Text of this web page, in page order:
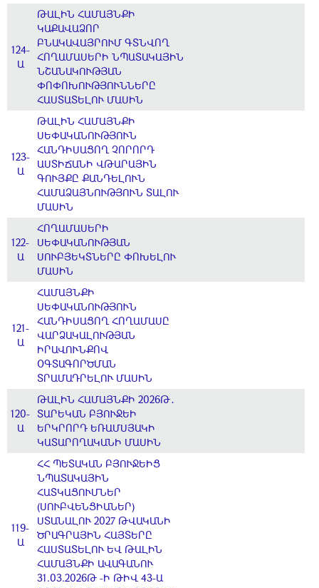
124-
Ա
ԹԱԼԻՆ ՀԱՄԱՅՆՔԻ
ԿԱՔԱՎԱՁՈՐ
ԲՆԱԿԱՎԱՅՐՈՒՄ ԳՏՆՎՈՂ
ՀՈՂԱՄԱՍԵՐԻ ՆՊԱՏԱԿԱՅԻՆ
ՆՇԱՆԱԿՈՒԹՅԱՆ
ՓՈՓՈԽՈՒԹՅՈՒՆՆԵՐԸ
ՀԱՍՏԱՏԵԼՈՒ ՄԱՍԻՆ
123-
Ա
ԹԱԼԻՆ ՀԱՄԱՅՆՔԻ
ՍԵՓԱԿԱՆՈՒԹՅՈՒՆ
ՀԱՆԴԻՍԱՑՈՂ ՉՈՐՈՐԴ
ԱՍՏԻՃԱՆԻ ՎԹԱՐԱՅԻՆ
ԳՈՒՅՔԸ ՔԱՆԴԵԼՈՒՆ
ՀԱՄԱՁԱՅՆՈՒԹՅՈՒՆ ՏԱԼՈՒ
ՄԱՍԻՆ
122-
Ա
ՀՈՂԱՄԱՍԵՐԻ
ՍԵՓԱԿԱՆՈՒԹՅԱՆ
ՍՈՒԲՅԵԿՏՆԵՐԸ ՓՈԽԵԼՈՒ
ՄԱՍԻՆ
121-
Ա
ՀԱՄԱՅՆՔԻ
ՍԵՓԱԿԱՆՈՒԹՅՈՒՆ
ՀԱՆԴԻՍԱՑՈՂ ՀՈՂԱՄԱՍԸ
ՎԱՐՁԱԿԱԼՈՒԹՅԱՆ
ԻՐԱՎՈՒՆՔՈՎ
ՕԳՏԱԳՈՐԾՄԱՆ
ՏՐԱՄԱԴՐԵԼՈՒ ՄԱՍԻՆ
120-
Ա
ԹԱԼԻՆ ՀԱՄԱՅՆՔԻ 2026Թ․
ՏԱՐԵԿԱՆ ԲՅՈՒՋԵԻ
ԵՐԿՐՈՐԴ ԵՌԱՄՍՅԱԿԻ
ԿԱՏԱՐՈՂԱԿԱՆԻ ՄԱՍԻՆ
119-
Ա
ՀՀ ՊԵՏԱԿԱՆ ԲՅՈՒՋԵԻՑ
ՆՊԱՏԱԿԱՅԻՆ
ՀԱՏԿԱՑՈՒՄՆԵՐ
(ՍՈՒԲՎԵՆՑԻԱՆԵՐ)
ՍՏԱՆԱԼՈՒ 2027 ԹՎԱԿԱՆԻ
ԾՐԱԳՐԱՅԻՆ ՀԱՅՏԵՐԸ
ՀԱՍՏԱՏԵԼՈՒ ԵՎ ԹԱԼԻՆ
ՀԱՄԱՅՆՔԻ ԱՎԱԳԱՆՈՒ
31.03.2026Թ -Ի ԹԻՎ 43-Ա